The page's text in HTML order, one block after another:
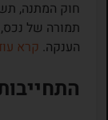
תמורה של
הענקה. קרא